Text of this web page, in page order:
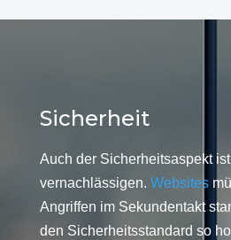
Sicherheit
Auch der Sicherheitsaspekt
vernachlässigen. Websites
Angriffen im Sekundentakt
den Sicherheitsstandard so